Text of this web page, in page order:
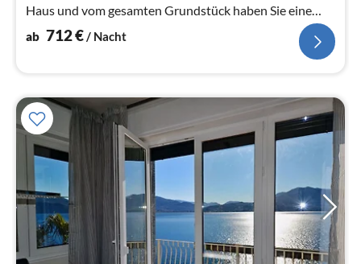
Haus und vom gesamten Grundstück haben Sie eine
Traumsicht.
ab 712€/ Nacht